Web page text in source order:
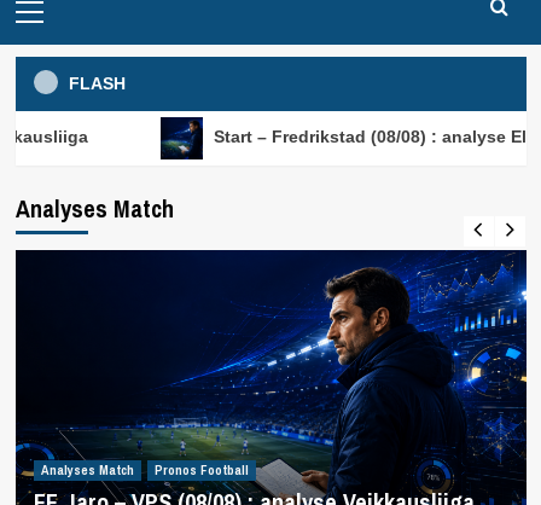
Menu
FLASH
Start – Fredrikstad (08/08) : analyse Eliteserien
Analyses Match
Analyses Match Pronos Football